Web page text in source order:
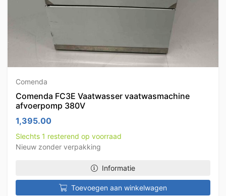
Comenda
Comenda FC3E Vaatwasser vaatwasmachine
afvoerpomp 380V
1,395.00
Slechts 1 resterend op voorraad
Nieuw zonder verpakking
Informatie
Toevoegen aan winkelwagen